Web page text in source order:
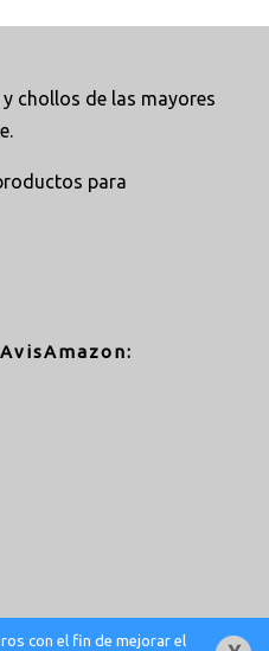
chollos de las mayores
para
con el fin de mejorar el